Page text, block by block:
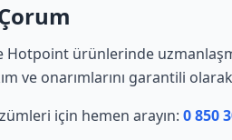
Hotpoint ürünlerinde
ve onarımlarını garantili
için hemen arayın: 0 850